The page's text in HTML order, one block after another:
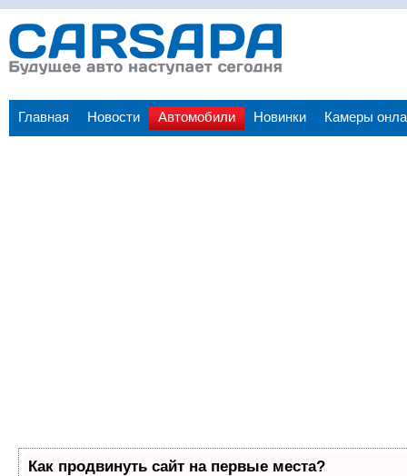
Главная Новости Автомобили Новинки Камеры
Как продвинуть сайт на первые места?